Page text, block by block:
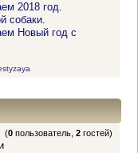
2018 год.
собаки.
Новый год с
(0 пользователь,2 гостей)